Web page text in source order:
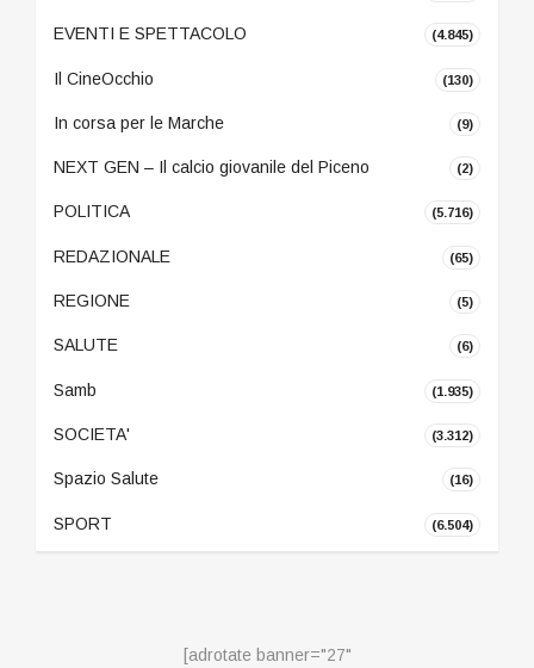
EVENTI E SPETTACOLO (4.845)
Il CineOcchio (130)
In corsa per le Marche (9)
NEXT GEN – Il calcio giovanile del Piceno (2)
POLITICA (5.716)
REDAZIONALE (65)
REGIONE (5)
SALUTE (6)
Samb (1.935)
SOCIETA' (3.312)
Spazio Salute (16)
SPORT (6.504)
[adrotate banner="27"